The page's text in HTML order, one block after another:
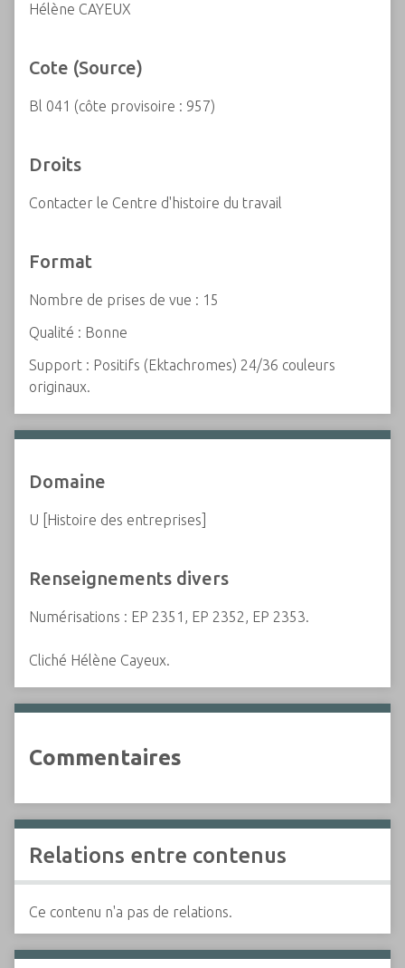
Hélène CAYEUX
Cote (Source)
Bl 041 (côte provisoire : 957)
Droits
Contacter le Centre d'histoire du travail
Format
Nombre de prises de vue : 15
Qualité : Bonne
Support : Positifs (Ektachromes) 24/36 couleurs
originaux.
Domaine
U [Histoire des entreprises]
Renseignements divers
Numérisations : EP 2351, EP 2352, EP 2353.
Cliché Hélène Cayeux.
Commentaires
Relations entre contenus
Ce contenu n'a pas de relations.